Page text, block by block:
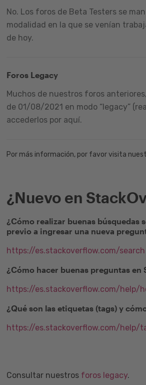
No. Los foros de Beta Testers se
modalidad en la que se venían
de hoy.
Foros Legacy
Muchos de nuestros foros
de 01/08/2021 en modo “legacy”
accederlos por aquí.
Por más información, por favor visita
¿Nuevo en
¿Cómo realizar buenas búsquedas
previo a ingresar una nueva
https://es.stackoverflow.com/search
¿Cómo hacer buenas preguntas en
https://es.stackoverflow.com/help/
¿Qué son las etiquetas (tags) y
https://es.stackoverflow.com/help/
Consultar nuestros foros legacy.